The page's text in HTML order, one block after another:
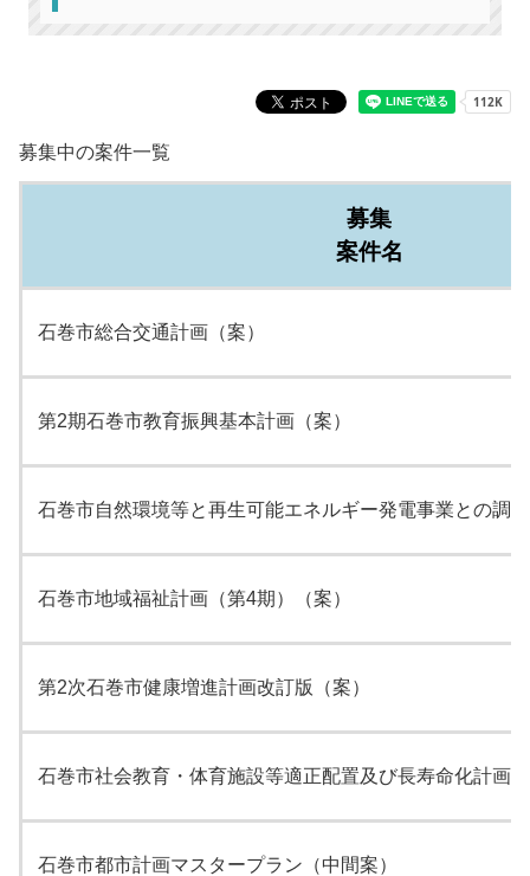
募集中の案件一覧
募集
案件名
石巻市総合交通計画（案）
第2期石巻市教育振興基本計画（案）
石巻市自然環境等と再生可能エネルギー発電事業との調
石巻市地域福祉計画（第4期）（案）
第2次石巻市健康増進計画改訂版（案）
石巻市社会教育・体育施設等適正配置及び長寿命化計画
石巻市都市計画マスタープラン（中間案）